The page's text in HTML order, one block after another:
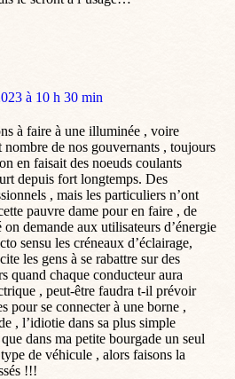
à 10 h 30 min
à faire à une illuminée , voire
de nos gouvernants , toujours
en faisait des noeuds coulants
depuis fort longtemps. Des
, mais les particuliers n’ont
pauvre dame pour en faire , de
demande aux utilisateurs d’énergie
sensu les créneaux d’éclairage,
les gens à se rabattre sur des
quand chaque conducteur aura
, peut-être faudra t-il prévoir
pour se connecter à une borne ,
, l’idiotie dans sa plus simple
dans ma petite bourgade un seul
de véhicule , alors faisons la
!!!